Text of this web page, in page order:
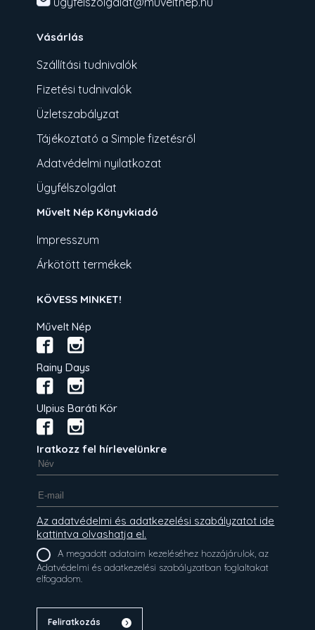
Vásárlás
Szállítási tudnivalók
Fizetési tudnivalók
Üzletszabályzat
Tájékoztató a Simple fizetésről
Adatvédelmi nyilatkozat
Ügyfélszolgálat
Művelt Nép Könyvkiadó
Impresszum
Árkötött termékek
KÖVESS MINKET!
Művelt Nép
Rainy Days
Ulpius Baráti Kör
Iratkozz fel hírlevelünkre
Az adatvédelmi és adatkezelési szabályzatot ide
kattintva olvashatja el.
A megadott adataim kezeléséhez hozzájárulok, az
Adatvédelmi és adatkezelési szabályzatban foglaltakat
elfogadom.
Feliratkozás